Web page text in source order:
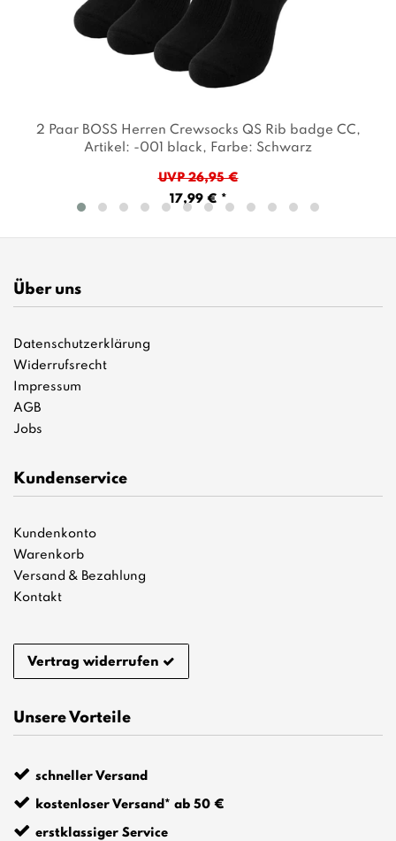
2 Paar BOSS Herren Crewsocks QS Rib badge CC ,
Artikel: -001 black , Farbe: Schwarz
UVP 26,95 €
17,99 € *
Über uns
Datenschutzerklärung
Widerrufsrecht
Impressum
AGB
Jobs
Kundenservice
Kundenkonto
Warenkorb
Versand & Bezahlung
Kontakt
Vertrag widerrufen
Unsere Vorteile
schneller Versand
kostenloser Versand* ab 50 €
erstklassiger Service